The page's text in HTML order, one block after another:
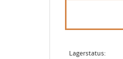
Lagerstatus